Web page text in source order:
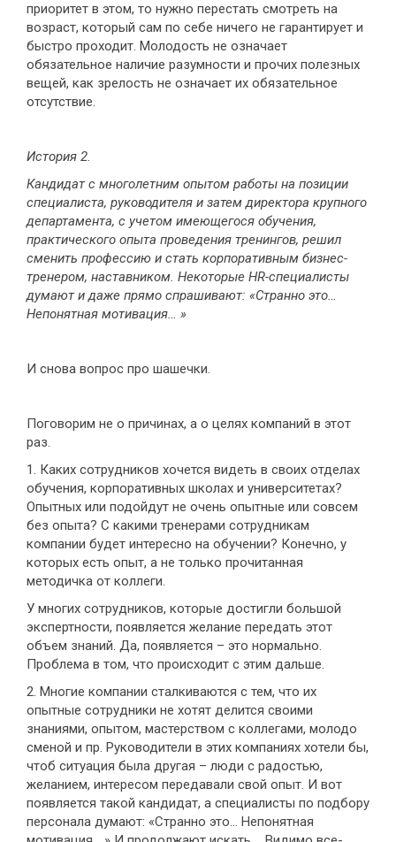
приоритет в этом, то нужно перестать смотреть на
возраст, который сам по себе ничего не гарантирует и
быстро проходит. Молодость не означает
обязательное наличие разумности и прочих полезных
вещей, как зрелость не означает их обязательное
отсутствие.
История 2.
Кандидат с многолетним опытом работы на позиции
специалиста, руководителя и затем директора крупного
департамента, с учетом имеющегося обучения,
практического опыта проведения тренингов, решил
сменить профессию и стать корпоративным бизнес-
тренером, наставником. Некоторые HR-специалисты
думают и даже прямо спрашивают: «Странно это…
Непонятная мотивация… »
И снова вопрос про шашечки.
Поговорим не о причинах, а о целях компаний в этот
раз.
1. Каких сотрудников хочется видеть в своих отделах
обучения, корпоративных школах и университетах?
Опытных или подойдут не очень опытные или совсем
без опыта? С какими тренерами сотрудникам
компании будет интересно на обучении? Конечно, у
которых есть опыт, а не только прочитанная
методичка от коллеги.
У многих сотрудников, которые достигли большой
экспертности, появляется желание передать этот
объем знаний. Да, появляется – это нормально.
Проблема в том, что происходит с этим дальше.
2. Многие компании сталкиваются с тем, что их
опытные сотрудники не хотят делится своими
знаниями, опытом, мастерством с коллегами, молодо
сменой и пр. Руководители в этих компаниях хотели бы,
чтоб ситуация была другая – люди с радостью,
желанием, интересом передавали свой опыт. И вот
появляется такой кандидат, а специалисты по подбору
персонала думают: «Странно это… Непонятная